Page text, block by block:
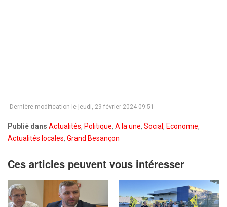
Dernière modification le jeudi, 29 février 2024 09:51
Publié dans Actualités, Politique, A la une, Social , Economie,
Actualités locales, Grand Besançon
Ces articles peuvent vous intéresser